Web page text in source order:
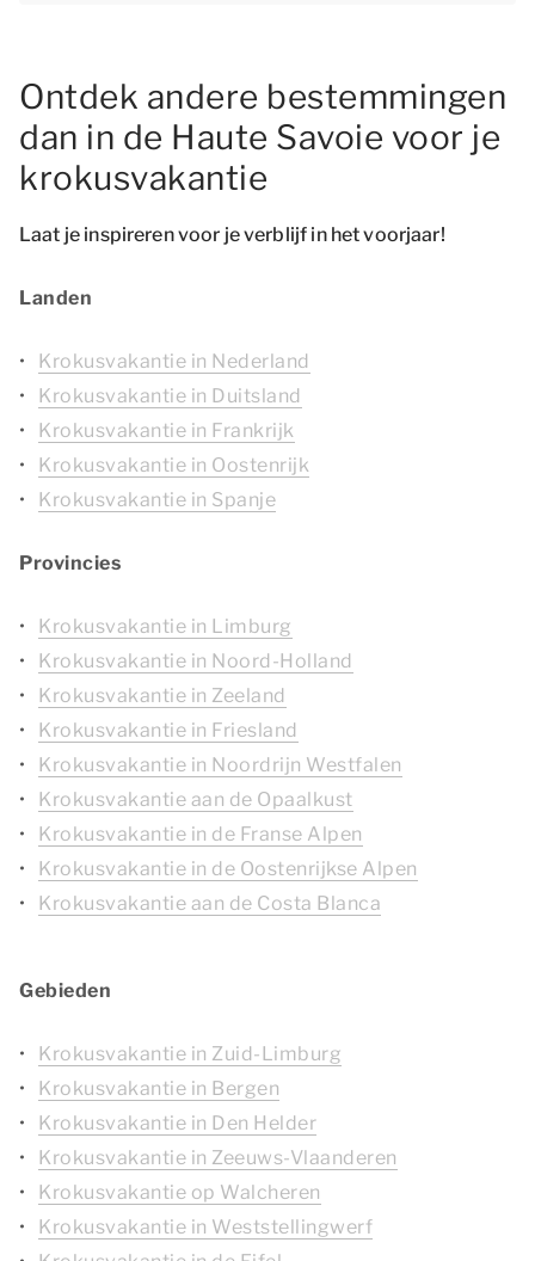
Ontdek andere bestemmingen
dan in de Haute Savoie voor je
krokusvakantie
Laat je inspireren voor je verblijf in het voorjaar!
Landen
Krokusvakantie in Nederland
Krokusvakantie in Duitsland
Krokusvakantie in Frankrijk
Krokusvakantie in Oostenrijk
Krokusvakantie in Spanje
Provincies
Krokusvakantie in Limburg
Krokusvakantie in Noord-Holland
Krokusvakantie in Zeeland
Krokusvakantie in Friesland
Krokusvakantie in Noordrijn Westfalen
Krokusvakantie aan de Opaalkust
Krokusvakantie in de Franse Alpen
Krokusvakantie in de Oostenrijkse Alpen
Krokusvakantie aan de Costa Blanca
Gebieden
Krokusvakantie in Zuid-Limburg
Krokusvakantie in Bergen
Krokusvakantie in Den Helder
Krokusvakantie in Zeeuws-Vlaanderen
Krokusvakantie op Walcheren
Krokusvakantie in Weststellingwerf